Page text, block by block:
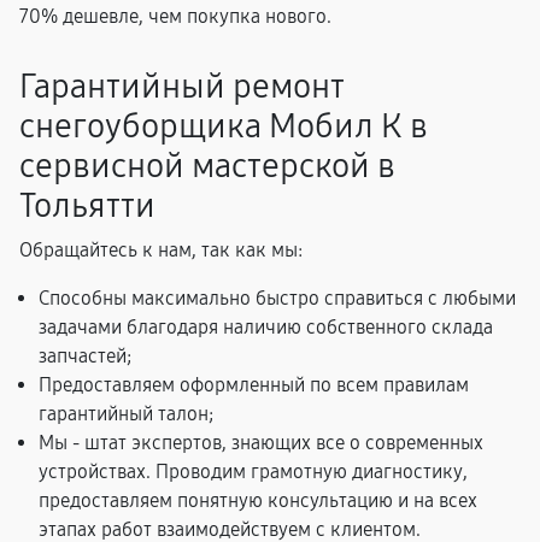
70% дешевле, чем покупка нового.
Гарантийный ремонт
снегоуборщика Мобил К в
сервисной мастерской в
Тольятти
Обращайтесь к нам, так как мы:
Способны максимально быстро справиться с любыми
задачами благодаря наличию собственного склада
запчастей;
Предоставляем оформленный по всем правилам
гарантийный талон;
Мы - штат экспертов, знающих все о современных
устройствах. Проводим грамотную диагностику,
предоставляем понятную консультацию и на всех
этапах работ взаимодействуем с клиентом.